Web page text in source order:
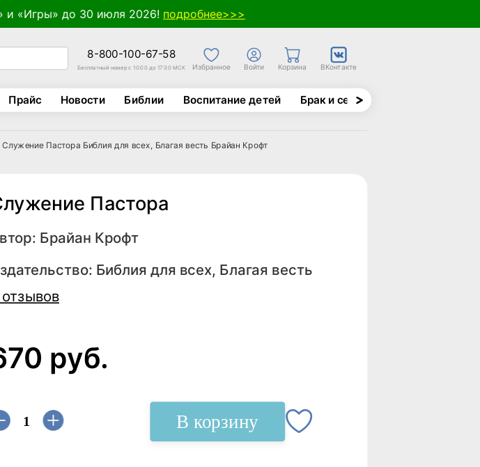
и «Игры» до 30 июля 2026! подробнее>>>
8-800-100-67-58
Бесплатный номер с 10:00 до 17:30 МСК Избранное Войти Корзина ВКонтакте
Прайс Новости Библии Воспитание детей Брак и семья
Служение Пастора Библия для всех, Благая весть Брайан Крофт
Пастора
Брайан Крофт
Библия для всех, Благая весть
руб.
В корзину